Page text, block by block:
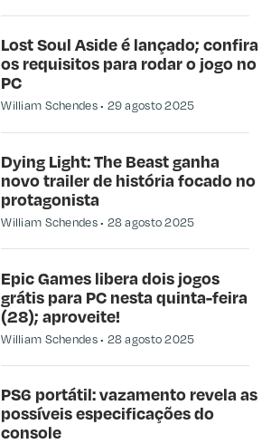
Lost Soul Aside é lançado; confira
os requisitos para rodar o jogo no
PC
William Schendes 29 agosto 2025
Dying Light: The Beast ganha
novo trailer de história focado no
protagonista
William Schendes 28 agosto 2025
Epic Games libera dois jogos
grátis para PC nesta quinta-feira
(28); aproveite!
William Schendes 28 agosto 2025
PS6 portátil: vazamento revela as
possíveis especificações do
console